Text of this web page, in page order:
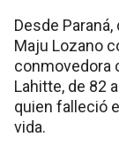
Desde
Maju Lozano
conmovedora
Lahitte, de 82
quien falleció
vida.